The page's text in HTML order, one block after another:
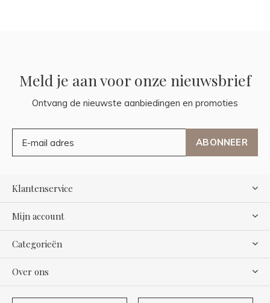
Meld je aan voor onze nieuwsbrief
Ontvang de nieuwste aanbiedingen en promoties
ABONNEER
Klantenservice
Mijn account
Categorieën
Over ons